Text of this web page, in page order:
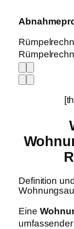
Definition
Eine